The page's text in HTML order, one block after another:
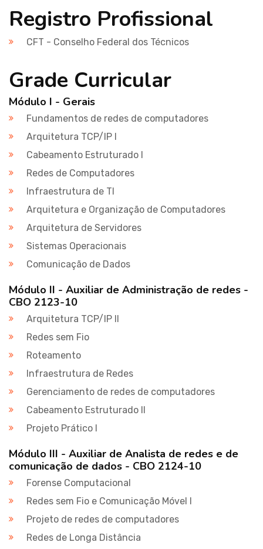
Registro Profissional
CFT - Conselho Federal dos Técnicos
Grade Curricular
Módulo I - Gerais
Fundamentos de redes de computadores
Arquitetura TCP/IP I
Cabeamento Estruturado I
Redes de Computadores
Infraestrutura de TI
Arquitetura e Organização de Computadores
Arquitetura de Servidores
Sistemas Operacionais
Comunicação de Dados
Módulo II - Auxiliar de Administração de redes -
CBO 2123-10
Arquitetura TCP/IP II
Redes sem Fio
Roteamento
Infraestrutura de Redes
Gerenciamento de redes de computadores
Cabeamento Estruturado II
Projeto Prático I
Módulo III - Auxiliar de Analista de redes e de
comunicação de dados - CBO 2124-10
Forense Computacional
Redes sem Fio e Comunicação Móvel I
Projeto de redes de computadores
Redes de Longa Distância